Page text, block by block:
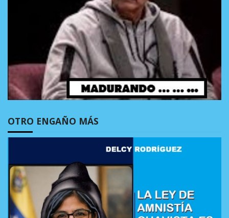
OTRO ENGAÑO MÁS